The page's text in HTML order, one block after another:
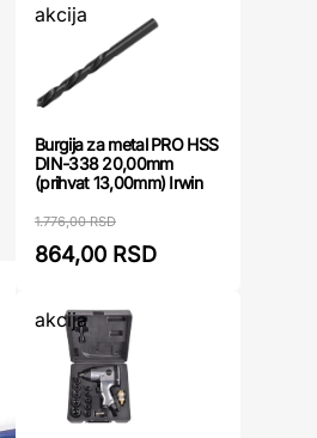
akcija
Burgija za metal PRO HSS
DIN-338 20,00mm
(prihvat 13,00mm) Irwin
1.776,00 RSD
864,00 RSD
akcija